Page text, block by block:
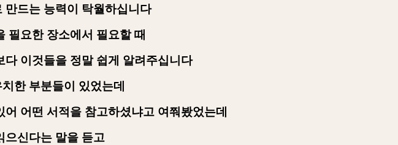
만드는 능력이 탁월하십니다
필요한 장소에서 필요할 때
이것들을 정말 쉽게 알려주십니다
한 부분들이 있었는데
어떤 서적을 참고하셨냐고 여쭤봤었는데
으신다는 말을 듣고